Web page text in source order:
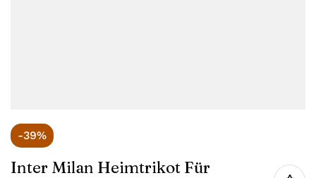
-39%
Inter Milan Heimtrikot Für